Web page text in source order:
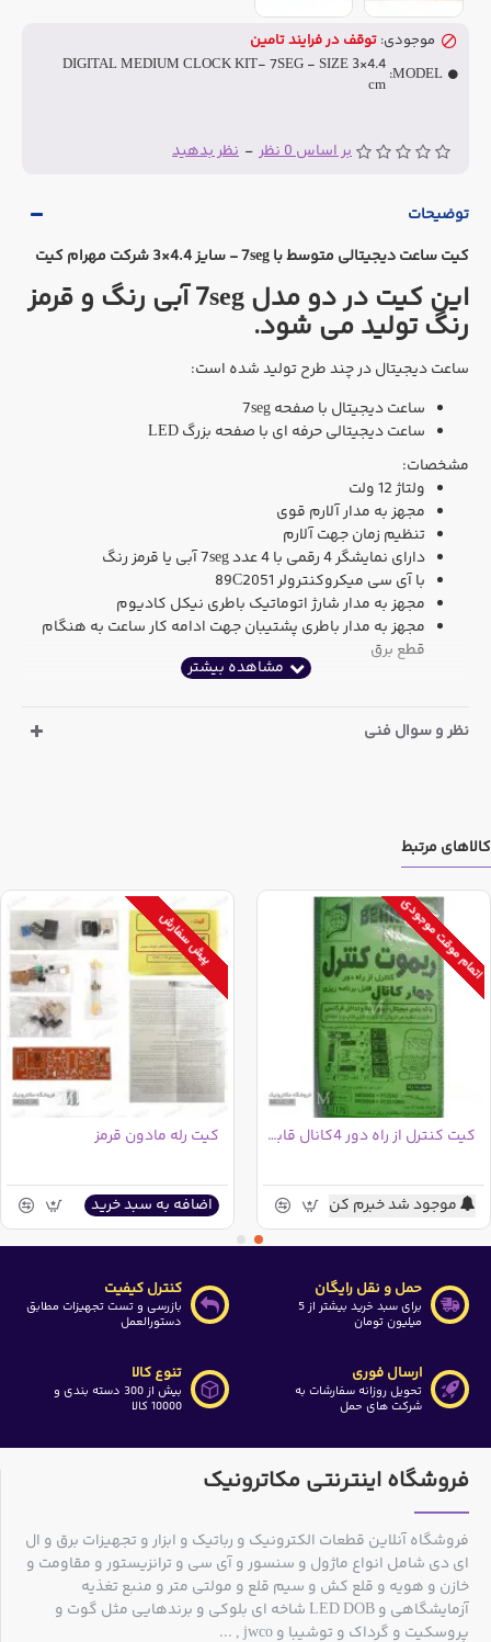
بر اساس 0 نظر - نظر بدهید
موجودی: توقف در فرایند تامین
MODEL:
DIGITAL MEDIUM CLOCK KIT- 7SEG - SIZE 3×4.4
cm
توضیحات
کیت ساعت دیجیتالی متوسط با 7seg - سایز 4.4×3
شرکت مهرام کیت
این کیت در دو مدل 7seg آبی رنگ و قرمز
رنگ تولید می شود.
ساعت دیجیتال در چند طرح تولید شده است:
ساعت دیجیتال با صفحه 7seg
ساعت دیجیتالی حرفه ای با صفحه بزرگ LED
مشخصات:
ولتاژ 12 ولت
مجهز به مدار آلارم قوی
تنظیم زمان جهت آلارم
دارای نمایشگر 4 رقمی با 4 عدد 7seg آبی یا قرمز رنگ
با آی سی میکروکنترولر 89C2051
مجهز به مدار شارژ اتوماتیک باطری نیکل کادیوم
مجهز به مدار باطری پشتیبان جهت ادامه کار ساعت به هنگام
قطع برق
نظر و سوال فنی
کالاهای مرتبط
اتمام موقت موجودی
کیت کنترل از راه دور 4کانال قابل برنامه ریزی
موجود شد خبرم کن
پیش سفارش
کیت رله مادون قرمز
اضافه به سبد خرید
حمل و نقل رایگان
برای سبد خرید بیشتر از 5
میلیون تومان
کنترل کیفیت
بازرسی و تست تجهیزات مطابق
دستورالعمل
ارسال فوری
تحویل روزانه سفارشات به
شرکت های حمل
تنوع کالا
بیش از 300 دسته بندی و
10000 کالا
فروشگاه اینترنتی مکاترونیک
فروشگاه آنلاین قطعات الکترونیک و رباتیک و ابزار و تجهیزات برق و ال
ای دی شامل انواع ماژول و سنسور و آی سی و ترانزیستور و مقاومت و
خازن و هویه و قلع کش و سیم قلع و مولتی متر و منبع تغذیه
آزمایشگاهی و LED DOB شاخه ای بلوکی و برندهایی مثل گوت و
پروسکیت و گرداک و توشیبا و jwco , ...